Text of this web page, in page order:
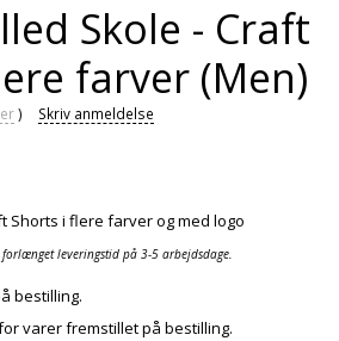
Skole - Craft
farver (Men)
Skriv anmeldelse
Shorts i flere farver og med logo
leveringstid på 3-5 arbejdsdage.
bestilling.
varer fremstillet på bestilling.